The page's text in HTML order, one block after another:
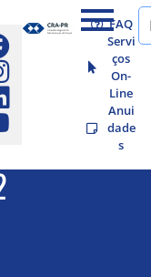
FAQ
Servi
ços
On-
Line
Anui
dade
s